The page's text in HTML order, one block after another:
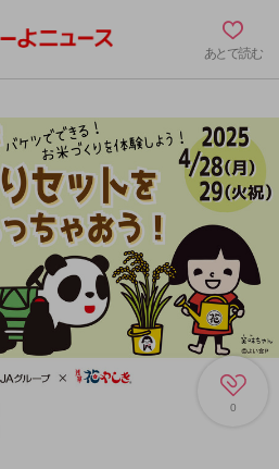
あとで読む
0